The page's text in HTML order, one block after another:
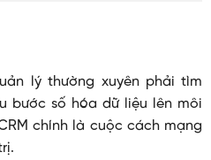
lý thường xuyên phải tìm
bước số hóa dữ liệu lên môi
chính là cuộc cách mạng